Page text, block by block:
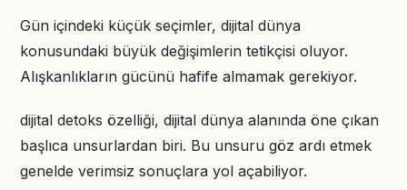
Gün içindeki küçük seçimler, dijital dünya
konusundaki büyük değişimlerin tetikçisi oluyor.
Alışkanlıkların gücünü hafife almamak gerekiyor.
dijital detoks özelliği, dijital dünya alanında öne çıkan
başlıca unsurlardan biri. Bu unsuru göz ardı etmek
genelde verimsiz sonuçlara yol açabiliyor.